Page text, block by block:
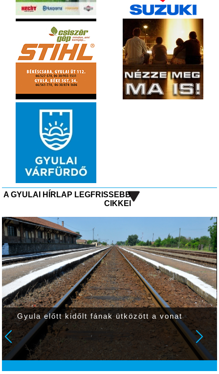
A GYULAI HÍRLAP LEGFRISSEBB
CIKKEI
Gyula előtt kidőlt fának ütközött a vonat